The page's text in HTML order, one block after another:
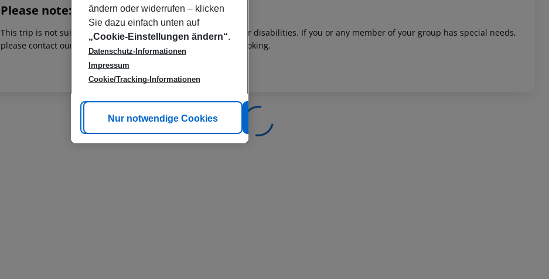
Please note:
This trip is not suitable for passengers with reduced mobility or disabilities. If you or any member of your group has special needs,
please contact our customer service before confirming your booking.
ändern oder widerrufen – klicken
Sie dazu einfach unten auf
„Cookie-Einstellungen ändern“.
Datenschutz-Informationen
Impressum
Cookie/Tracking-Informationen
Cookie anpassen
Nur notwendige Cookies